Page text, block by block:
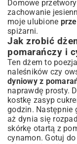
Domowe
zachowanie
moje ulubione
spiżarni.
Jak zrobić
pomarańczy i
Ten dżem to
naleśników czy
dyniowy z
naprawdę prosty.
kostkę zasyp
godzin. Następnie
aż dynia się
skórkę otartą z
cynamon. Gotuj